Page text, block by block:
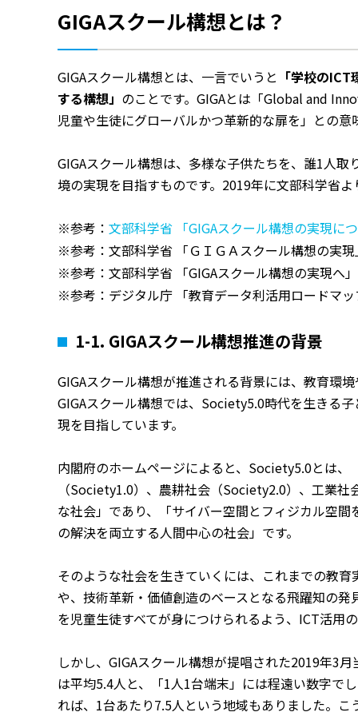
GIGAスクール構想とは？
GIGAスクール構想とは、一言でいうと 「学校の
する構想」 のことです。GIGAとは「Global and
児童や生徒にグローバルかつ革新的な扉を」との意
GIGAスクール構想は、多様な子供たちを、誰1人
境の実現を目指すものです。2019年に文部科学省
※参考： 文部科学省 「GIGAスクール構想の実現に
※参考： 文部科学省 「ＧＩＧＡスクール構想の実
※参考： 文部科学省 「GIGAスクール構想の実現へ」
※参考： デジタル庁 「教育データ利活用ロードマ
1-1. GIGAスクール構想推進の背景
GIGAスクール構想が推進される背景には、教育環
GIGAスクール構想では、Society5.0時代を生きる
現を目指しています。
内閣府のホームページによると、Society5.0とは
（Society1.0）、農耕社会（Society2.0）、工業
な社会」であり、「サイバー空間とフィジカル空
の解決を両立する人間中心の社会」です。
そのような社会を生きていくには、これまでの教
や、技術革新・価値創造のベースとなる飛躍知の
を児童生徒すべてが身につけられるよう、ICT活用
しかし、GIGAスクール構想が提唱された2019年3
は平均5.4人と、「1人1台端末」には程遠い数字で
れば、1台あたり7.5人という地域もありました。